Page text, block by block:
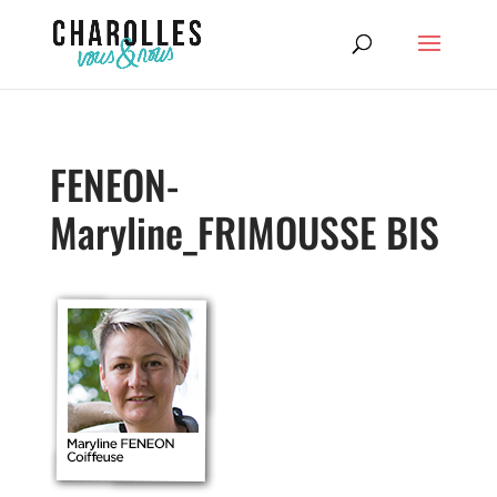
FENEON-
Maryline_FRIMOUSSE BIS